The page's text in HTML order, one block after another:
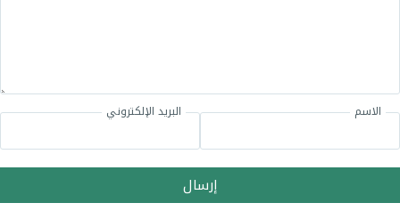
الاسم البريد الإلكتروني
إرسال